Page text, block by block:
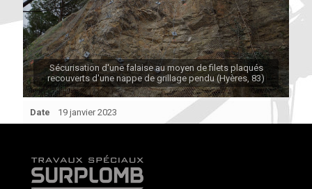
Sécurisation d'une falaise au moyen de filets plaqués
recouverts d'une nappe de grillage pendu (Hyères, 83)
Date 19 janvier 2023